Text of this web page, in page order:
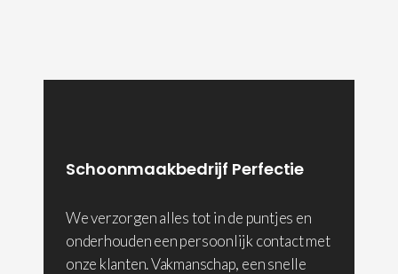
Schoonmaakbedrijf Perfectie
We verzorgen alles tot in de puntjes en
onderhouden een persoonlijk contact met
onze klanten. Vakmanschap, een snelle